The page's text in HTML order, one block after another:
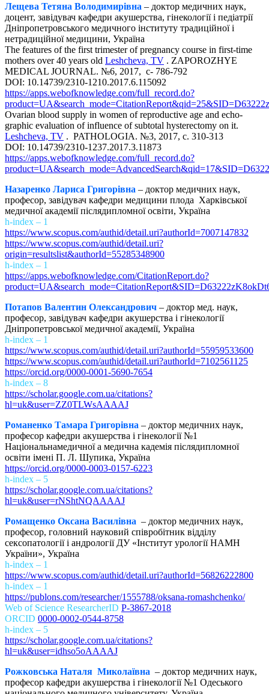
Лещева Тетяна Володимирівна – доктор медичних наук,
доцент, завідувач кафедри акушерства, гінекології і педіатрії
Дніпропетровського медичного інституту традиційної і
нетрадиційної медицини, Україна
The features of the first trimester of pregnancy course in first-time
mothers over 40 years old Leshcheva, TV . ZAPOROZHYE
MEDICAL JOURNAL. №6, 2017, с- 786-792
DOI: 10.14739/2310-1210.2017.6.115092
https://apps.webofknowledge.com/full_record.do?
Ovarian blood supply in women of reproductive age and echo-
graphic evaluation of influence of subtotal hysterectomy on it.
Leshcheva, TV . PATHOLOGIA. №3, 2017, с. 310-313
DOI: 10.14739/2310-1237.2017.3.11873
https://apps.webofknowledge.com/full_record.do?
Назаренко Лариса Григорівна – доктор медичних наук,
професор, завідувач кафедри медицини плода Харківської
медичної академії післядипломної освіти, Україна
h-index – 1
https://www.scopus.com/authid/detail.uri?authorId=7007147832
https://www.scopus.com/authid/detail.uri?
origin=resultslist&authorId=55285348900
h-index – 1
https://apps.webofknowledge.com/CitationReport.do?
Потапов Валентин Олександрович – доктор мед. наук,
професор, завідувач кафедри акушерства і гінекології
Дніпропетровської медичної академії, Україна
h-index – 1
https://www.scopus.com/authid/detail.uri?authorId=55959533600
https://www.scopus.com/authid/detail.uri?authorId=7102561125
https://orcid.org/0000-0001-5690-7654
h-index – 8
https://scholar.google.com.ua/citations?
hl=uk&user=ZZ0TLWsAAAAJ
Романенко Тамара Григорівна – доктор медичних наук,
професор кафедри акушерства і гінекології №1
Національнамедичної а медична кадемія післядипломної
освіти імені П. Л. Шупика, Україна
https://orcid.org/0000-0003-0157-6223
h-index – 5
https://scholar.google.com.ua/citations?
hl=uk&user=rNShtNQAAAAJ
Ромащенко Оксана Василівна – доктор медичних наук,
професор, головний науковий співробітник відділу
сексопатології і андрології ДУ «Інститут урології НАМН
України», Україна
h-index – 1
https://www.scopus.com/authid/detail.uri?authorId=56826222800
h-index – 1
https://publons.com/researcher/1555788/oksana-romashchenko/
Web of Science ResearcherID P-3867-2018
ORCID 0000-0002-0544-8758
h-index – 5
https://scholar.google.com.ua/citations?
hl=uk&user=idhso5oAAAAJ
Рожковська Наталя Миколаївна – доктор медичних наук,
професор кафедри акушерства і гінекології №1 Одеського